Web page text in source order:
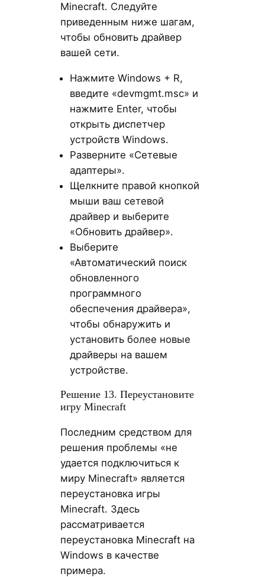
Minecraft. Следуйте
приведенным ниже шагам,
чтобы обновить драйвер
вашей сети.
Нажмите Windows + R,
введите «devmgmt.msc» и
нажмите Enter, чтобы
открыть диспетчер
устройств Windows.
Разверните «Сетевые
адаптеры».
Щелкните правой кнопкой
мыши ваш сетевой
драйвер и выберите
«Обновить драйвер».
Выберите
«Автоматический поиск
обновленного
программного
обеспечения драйвера»,
чтобы обнаружить и
установить более новые
драйверы на вашем
устройстве.
Решение 13. Переустановите
игру Minecraft
Последним средством для
решения проблемы «не
удается подключиться к
миру Minecraft» является
переустановка игры
Minecraft. Здесь
рассматривается
переустановка Minecraft на
Windows в качестве
примера.